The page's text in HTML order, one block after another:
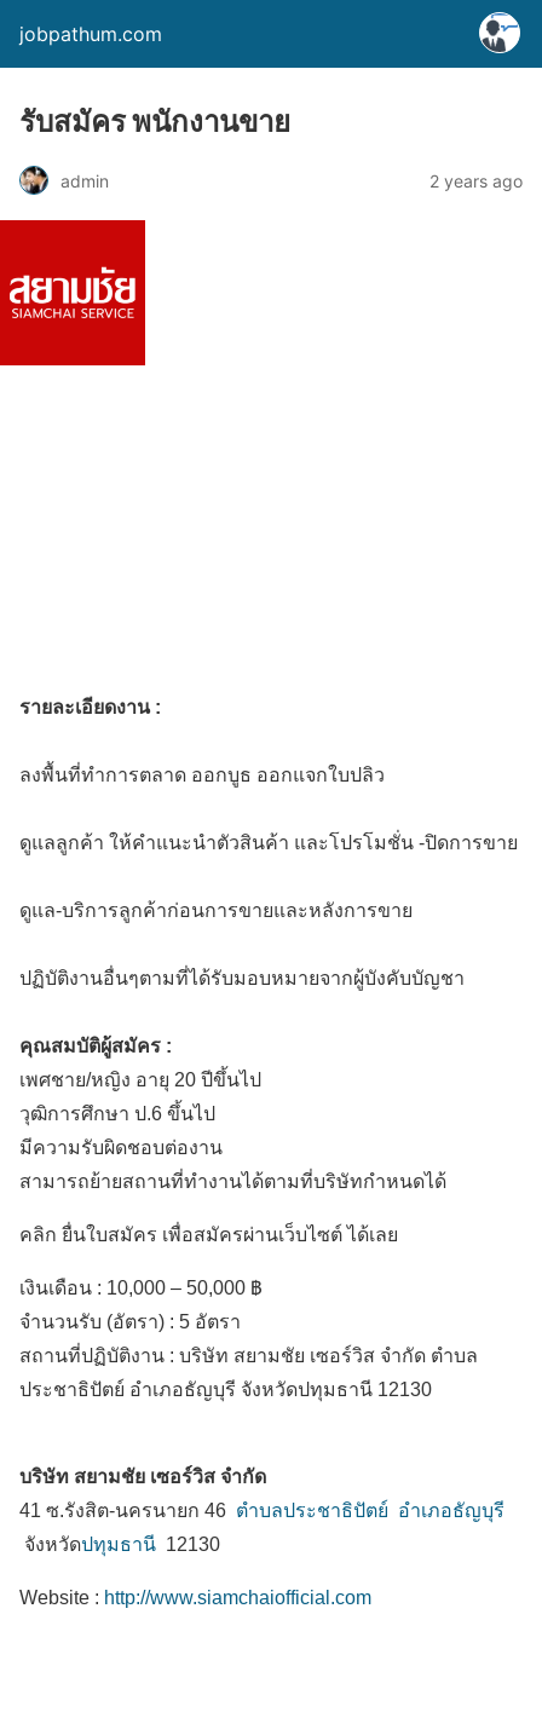
jobpathum.com
รับสมัคร พนักงานขาย
admin 2 years ago
รายละเอียดงาน :
ลงพื้นที่ทำการตลาด ออกบูธ ออกแจกใบปลิว
ดูแลลูกค้า ให้คำแนะนำตัวสินค้า และโปรโมชั่น -ปิดการขาย
ดูแล-บริการลูกค้าก่อนการขายและหลังการขาย
ปฏิบัติงานอื่นๆตามที่ได้รับมอบหมายจากผู้บังคับบัญชา
คุณสมบัติผู้สมัคร :
เพศชาย/หญิง อายุ 20 ปีขึ้นไป
วุฒิการศึกษา ป.6 ขึ้นไป
มีความรับผิดชอบต่องาน
สามารถย้ายสถานที่ทำงานได้ตามที่บริษัทกำหนดได้
คลิก ยื่นใบสมัคร เพื่อสมัครผ่านเว็บไซต์ ได้เลย
เงินเดือน : 10,000 – 50,000 ฿
จำนวนรับ (อัตรา) : 5 อัตรา
สถานที่ปฏิบัติงาน : บริษัท สยามชัย เซอร์วิส จำกัด ตำบล
ประชาธิปัตย์ อำเภอธัญบุรี จังหวัดปทุมธานี 12130
บริษัท สยามชัย เซอร์วิส จำกัด
41 ซ.รังสิต-นครนายก 46 ตำบลประชาธิปัตย์ อำเภอธัญบุรี
จังหวัดปทุมธานี 12130
Website : http://www.siamchaiofficial.com